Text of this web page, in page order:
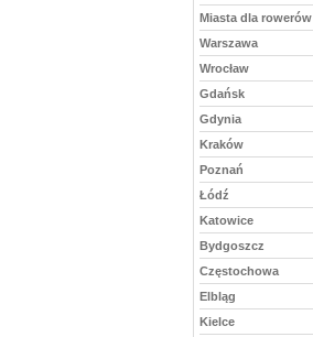
Miasta dla rowerów
Warszawa
Wrocław
Gdańsk
Gdynia
Kraków
Poznań
Łódź
Katowice
Bydgoszcz
Częstochowa
Elbląg
Kielce